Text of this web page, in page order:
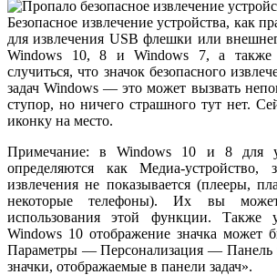
Безопасное извлечение устройства, как
для извлечения USB флешки или
Windows 10, 8 и Windows 7, а
случиться, что значок безопасного
задач Windows — это может вызвать
ступор, но ничего страшного тут нет.
иконку на место.
Примечание: в Windows 10 и 8 для
определяются как Медиа-устройство,
извлечения не показывается (плееры,
некоторые телефоны). Их вы
использования этой функции. Также
Windows 10 отображение значка может
Параметры — Персонализация — Панель
значки, отображаемые в панели задач».